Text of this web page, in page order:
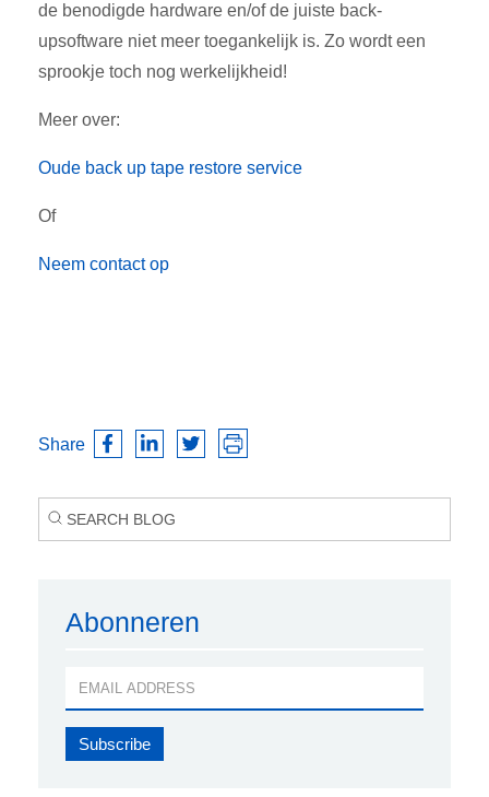
de benodigde hardware en/of de juiste back-
upsoftware niet meer toegankelijk is. Zo wordt een
sprookje toch nog werkelijkheid!
Meer over:
Oude back up tape restore service
Of
Neem contact op
Share
Abonneren